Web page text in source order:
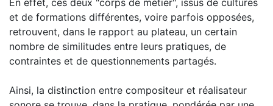
En effet, ces deux "corps de métier", issus de cultures
et de formations différentes, voire parfois opposées,
retrouvent, dans le rapport au plateau, un certain
nombre de similitudes entre leurs pratiques, de
contraintes et de questionnements partagés.
Ainsi, la distinction entre compositeur et réalisateur